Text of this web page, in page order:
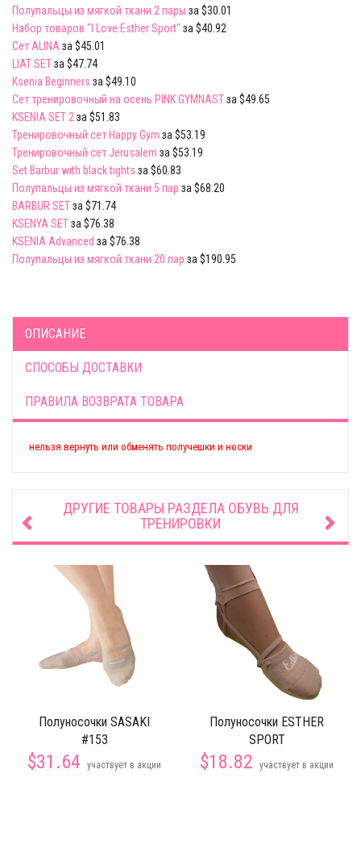
Полупальцы из мягкой ткани 2 пары за $30.01
Набор товаров "I Love Esther Sport" за $40.92
Сет ALINA за $45.01
LIAT SETза $47.74
Ksenia Beginners за $49.10
Сет тренировочный на осень PINK GYMNASTза $49.65
KSENIA SET 2 за $51.83
Тренировочный сет Happy Gym за $53.19
Тренировочный сет Jerusalem за $53.19
Set Barbur with black tights за $60.83
Полупальцы из мягкой ткани 5 пар за $68.20
BARBUR SETза $71.74
KSENYA SETза $76.38
KSENIA Advanced за $76.38
Полупальцы из мягкой ткани 20 пар за $190.95
ОПИСАНИЕ
СПОСОБЫ ДОСТАВКИ
ПРАВИЛА ВОЗВРАТА ТОВАРА
нельзя вернуть или обменять получешки и носки
ДРУГИЕ ТОВАРЫ РАЗДЕЛА ОБУВЬ ДЛЯ
ТРЕНИРОВКИ
Полуносочки SASAKI
#153
$31.64 участвует в акции
Полуносочки ESTHER
SPORT
$18.82 участвует в акции